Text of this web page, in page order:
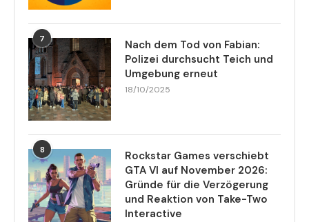
7
Nach dem Tod von Fabian:
Polizei durchsucht Teich und
Umgebung erneut
18/10/2025
8
Rockstar Games verschiebt
GTA VI auf November 2026:
Gründe für die Verzögerung
und Reaktion von Take-Two
Interactive